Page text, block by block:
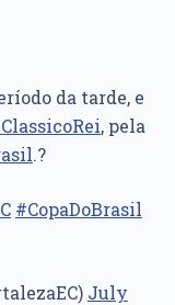
da tarde, e
, pela
.?
#CopaDoBrasil
July